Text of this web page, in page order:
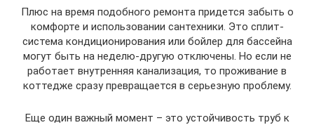
Плюс на время подобного ремонта придется забыть о
комфорте и использовании сантехники. Это сплит-
система кондиционирования или бойлер для бассейна
могут быть на неделю-другую отключены. Но если не
работает внутренняя канализация, то проживание в
коттедже сразу превращается в серьезную проблему.
Еще один важный момент – это устойчивость труб к